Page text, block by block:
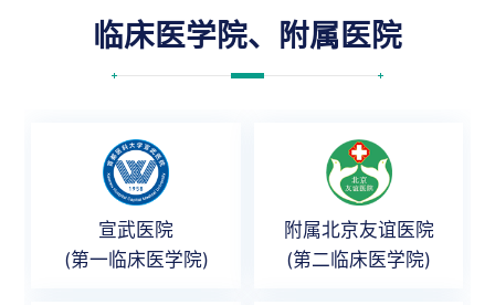
临床医学院、附属医院
宣武医院
(第一临床医学院)
附属北京友谊医院
(第二临床医学院)